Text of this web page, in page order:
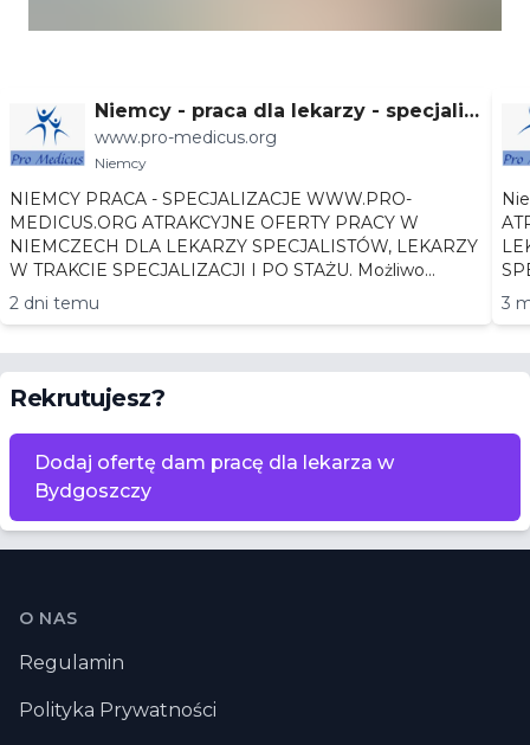
Niemcy - praca dla lekarzy - specjaliz
acje
www.pro-medicus.org
Niemcy
NIEMCY PRACA - SPECJALIZACJE WWW.PRO-
MEDICUS.ORG ATRAKCYJNE OFERTY PRACY W
NIEMCZECH DLA LEKARZY SPECJALISTÓW, LEKARZY
W TRAKCIE SPECJALIZACJI I PO STAŻU. Możliwo...
2 dni temu
3
Rekrutujesz?
Dodaj ofertę dam pracę dla lekarza w
Bydgoszczy
Stopka
O NAS
Regulamin
Polityka Prywatności